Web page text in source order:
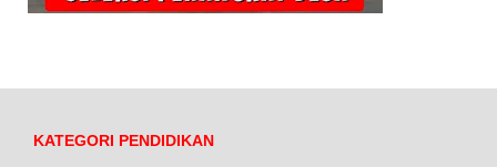
KATEGORI PENDIDIKAN